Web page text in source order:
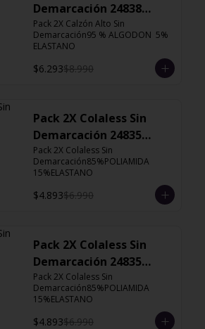
Demarcación 24838
Cobalto
Pack 2X Calzón Alto Sin
Demarcación95 % ALGODON  5%
ELASTANO
$6.293$8.990
Pack 2X Colaless Sin
Demarcación 24835
Cobalto
Pack 2X Colaless Sin
Demarcación85%POLIAMIDA
15%ELASTANO
$4.893$6.990
Pack 2X Colaless Sin
Demarcación 24835
Cobalto-M
Pack 2X Colaless Sin
Demarcación85%POLIAMIDA
15%ELASTANO
$4.893$6.990